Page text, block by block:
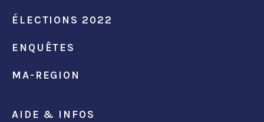
ÉLECTIONS 2022
ENQUÊTES
MA-REGION
AIDE & INFOS